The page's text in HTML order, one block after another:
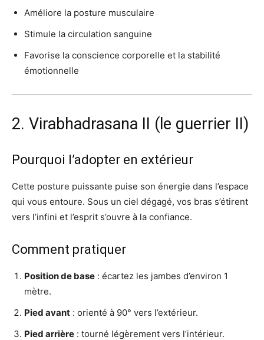
Améliore la posture musculaire
Stimule la circulation sanguine
Favorise la conscience corporelle et la stabilité
émotionnelle
2. Virabhadrasana II (le guerrier II)
Pourquoi l’adopter en extérieur
Cette posture puissante puise son énergie dans l’espace
qui vous entoure. Sous un ciel dégagé, vos bras s’étirent
vers l’infini et l’esprit s’ouvre à la confiance.
Comment pratiquer
Position de base : écartez les jambes d’environ 1
mètre.
Pied avant : orienté à 90° vers l’extérieur.
Pied arrière : tourné légèrement vers l’intérieur.